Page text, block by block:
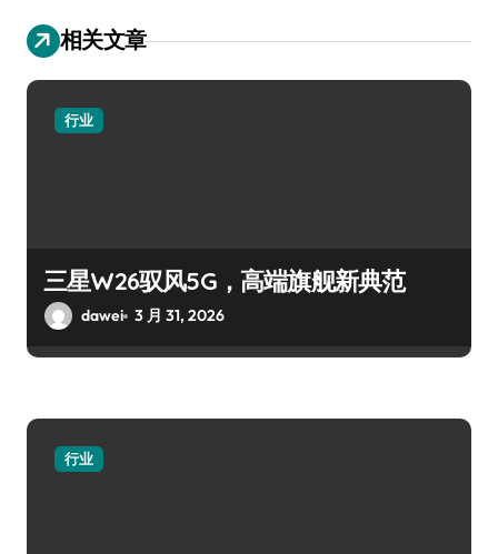
相关文章
行业
三星W26驭风5G，高端旗舰新典范
dawei 3 月 31, 2026
行业